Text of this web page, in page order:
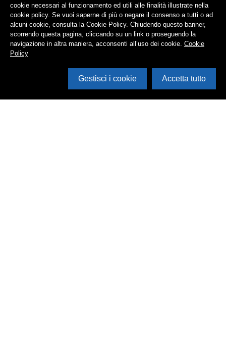
cookie necessari al funzionamento ed utili alle finalità illustrate nella
cookie policy. Se vuoi saperne di più o negare il consenso a tutti o ad
alcuni cookie, consulta la Cookie Policy. Chiudendo questo banner,
scorrendo questa pagina, cliccando su un link o proseguendo la
navigazione in altra maniera, acconsenti all’uso dei cookie. Cookie
Policy
Gestisci i cookie Accetta tutto